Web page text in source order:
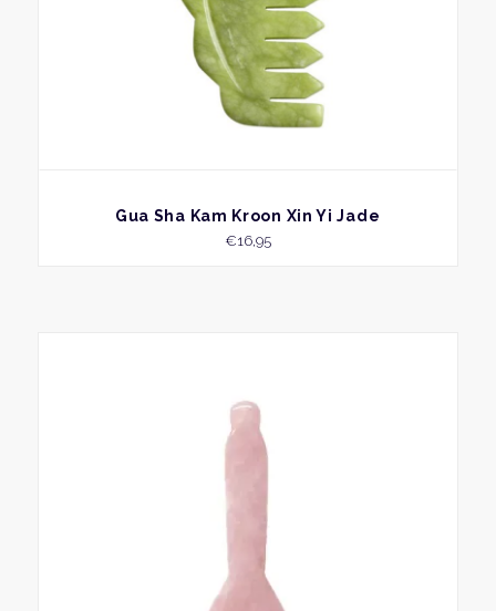
BEKIJK
Gua Sha Kam Kroon Xin Yi Jade
€16,95